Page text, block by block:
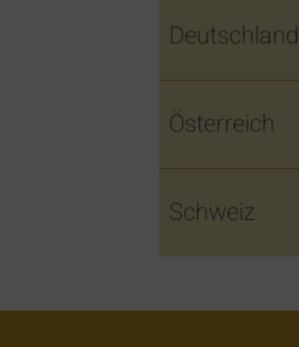
Deutschland
Österreich
Schweiz